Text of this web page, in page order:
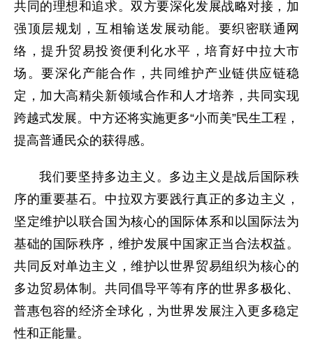
共同的理想和追求。双方要深化发展战略对接，加
强顶层规划，互相输送发展动能。要织密联通网
络，提升贸易投资便利化水平，培育好中拉大市
场。要深化产能合作，共同维护产业链供应链稳
定，加大高精尖新领域合作和人才培养，共同实现
跨越式发展。中方还将实施更多“小而美”民生工程，
提高普通民众的获得感。
我们要坚持多边主义。多边主义是战后国际秩
序的重要基石。中拉双方要践行真正的多边主义，
坚定维护以联合国为核心的国际体系和以国际法为
基础的国际秩序，维护发展中国家正当合法权益。
共同反对单边主义，维护以世界贸易组织为核心的
多边贸易体制。共同倡导平等有序的世界多极化、
普惠包容的经济全球化，为世界发展注入更多稳定
性和正能量。